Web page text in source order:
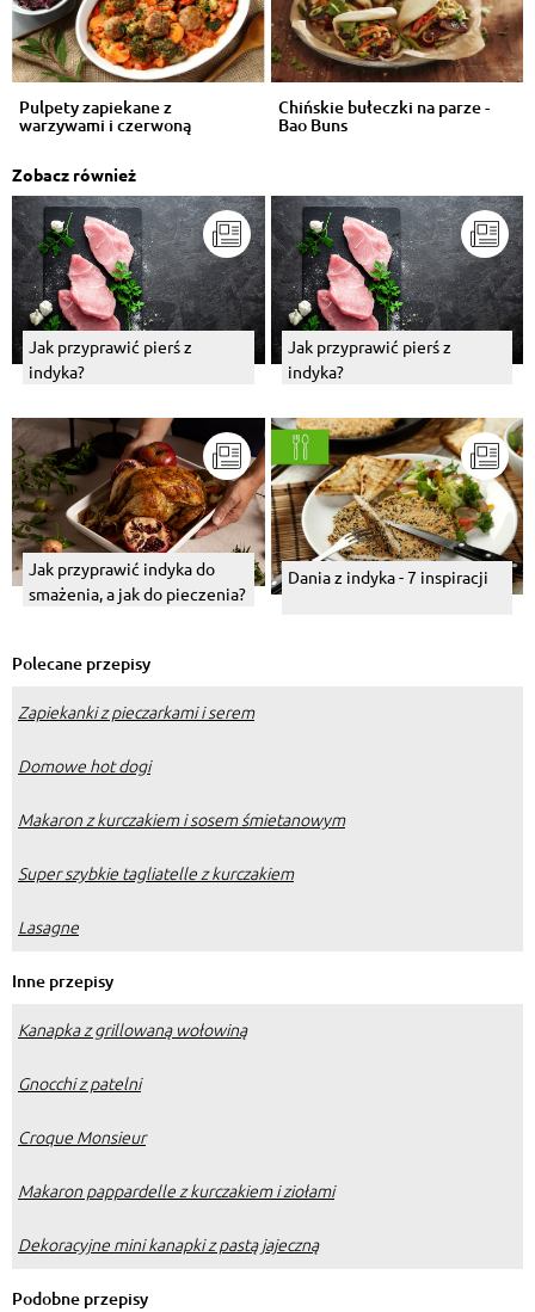
Pulpety zapiekane z
warzywami i czerwoną
Chińskie bułeczki na parze -
Bao Buns
Zobacz również
Jak przyprawić pierś z
indyka?
Jak przyprawić pierś z
indyka?
Jak przyprawić indyka do
smażenia, a jak do pieczenia?
Dania z indyka - 7 inspiracji
Polecane przepisy
Zapiekanki z pieczarkami i serem
Domowe hot dogi
Makaron z kurczakiem i sosem śmietanowym
Super szybkie tagliatelle z kurczakiem
Lasagne
Inne przepisy
Kanapka z grillowaną wołowiną
Gnocchi z patelni
Croque Monsieur
Makaron pappardelle z kurczakiem i ziołami
Dekoracyjne mini kanapki z pastą jajeczną
Podobne przepisy